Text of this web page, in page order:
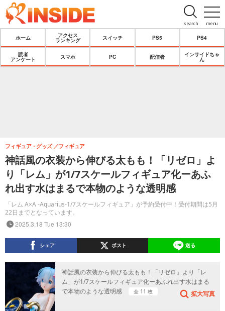
menu
search
ホーム
アクセス
ランキング
スイッチ PS5 PS4
読者
アンケート
スマホ PC 配信者
インサイドちゃ
ん
神話風の衣装から伸びる太もも！「リゼロ」よ
り「レム」が1/7スケールフィギュア化ーあふ
れ出す水はまるで本物のような透明感
「レム A×A -Aquarius-1/7スケールフィギュア」が予約受付中！受付期間は5月
22日までとなっています。
フィギュア・グッズ フィギュア
2025.3.18 Tue 13:30
シェア ポスト 送る
神話風の衣装から伸びる太もも！「リゼロ」より「レ
ム」が1/7スケールフィギュア化ーあふれ出す水はまる
で本物のような透明感
全 11 枚 拡大写真